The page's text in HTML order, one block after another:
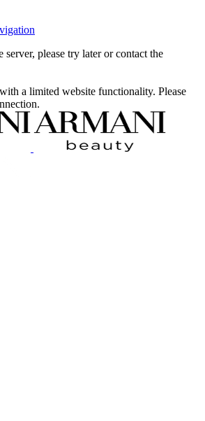
server, please try later or contact the
a limited website functionality. Please